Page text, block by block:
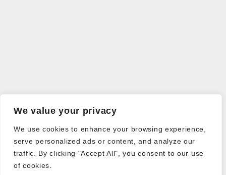
We value your privacy
We use cookies to enhance your browsing experience,
serve personalized ads or content, and analyze our
traffic. By clicking "Accept All", you consent to our use
of cookies.